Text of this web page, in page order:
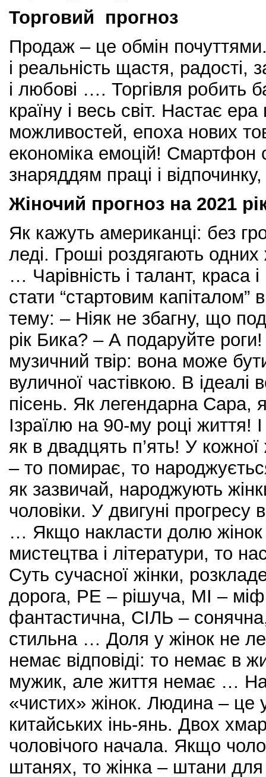
Торговий прогноз
Продаж – це обмін
і реальність щастя, радості,
і любові …. Торгівля робить
країну і весь світ. Настає ера
можливостей, епоха нових
економіка емоцій! Смартфон
знаряддям праці і
Жіночий прогноз на 2021
Як кажуть американці: без
леді. Гроші роздягають одних
… Чарівність і талант, краса
стати “стартовим капіталом”
тему: – Ніяк не збагну, що
рік Бика? – А подаруйте
музичний твір: вона може
вуличної частівкою. В ідеалі
пісень. Як легендарна Сара,
Ізраїлю на 90-му році життя!
як в двадцять п’ять! У
– то помирає, то
як зазвичай, народжують
чоловіки. У двигуні прогресу
… Якщо накласти долю жінок
мистецтва і літератури, то
Суть сучасної жінки,
дорога, РЕ – рішуча, МІ –
фантастична, СІЛЬ –
стильна … Доля у жінок не
немає відповіді: то немає в
мужик, але життя немає … На
«чистих» жінок. Людина – це
китайських інь-янь. Двох
чоловічого начала. Якщо
штанях, то жінка – штани